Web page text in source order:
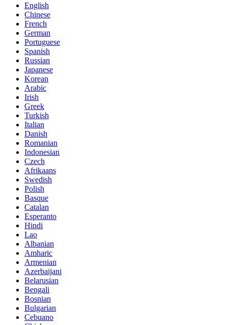
English
Chinese
French
German
Portuguese
Spanish
Russian
Japanese
Korean
Arabic
Irish
Greek
Turkish
Italian
Danish
Romanian
Indonesian
Czech
Afrikaans
Swedish
Polish
Basque
Catalan
Esperanto
Hindi
Lao
Albanian
Amharic
Armenian
Azerbaijani
Belarusian
Bengali
Bosnian
Bulgarian
Cebuano